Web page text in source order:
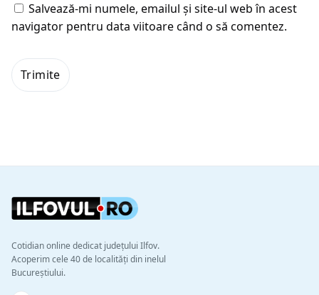
Salvează-mi numele, emailul și site-ul web în acest
navigator pentru data viitoare când o să comentez.
Cotidian online dedicat județului Ilfov.
Acoperim cele 40 de localități din inelul
Bucureștiului.